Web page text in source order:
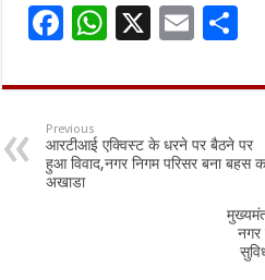
F
e
b
o
o
W
at
sA
p
X
E
ai
Previous
आरटीआई एक्विस्ट के धरने पर बैठने पर
हुआ विवाद,नगर निगम परिसर बना बहस
अखाडा
नगर